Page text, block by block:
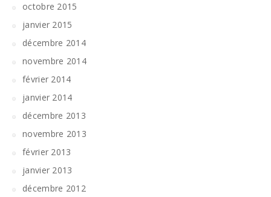
octobre 2015
janvier 2015
décembre 2014
novembre 2014
février 2014
janvier 2014
décembre 2013
novembre 2013
février 2013
janvier 2013
décembre 2012